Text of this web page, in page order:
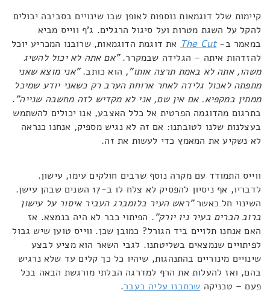
קיימות שלל דוגמאות נוספות לאופן שבו שינויים בסביבה יכולים
להקל על השגת מטרות ועל סיגול הרגלים. ג'ף ווייס מביא
במאמר ב-The Cut את דוגמת הדוגמאות, שרובנו המכריע יוכל
להזדהות איתה – הגלידה שבמקרר."אם אתה לא יכול להשיג
משהו, אתה לא באמת תרצה אותו", הוא כותב."אני מוצא שאני
מתפתה לאכול גלידה לאחר ארוחת הערב רק כשאני יודע שמיכל
ממתין במקפיא. אם אין שם, אני לא מקדיש לזה מחשבה שנייה".
בתרגום מהדוגמה הפרטית אל כלל האצבע, אנו יכולים להשתמש
בעצלנות שלנו לטובתנו: אם זה לא נגיש מספיק, אנחנו כנראה
לא נשקיע את המאמץ כדי לעשות את זה.
ווייס התמודד עם מקרה נוסף שרבים חולקים עימו, עישון.
לדבריו, אף ניסיון להפסיק לא צלח לו ב-17 השנים שבהן עישן.
השינוי חל כאשר"ראש העיר בלומברג העביר איסור על עישון
ברוב הברים בעיר ניו יורק". הפיתוי כבר לא היה בנמצא. אז
האם אנחנו תלויים ביד הגורל? כמובן שכן. ווייס טוען שיש גבול
לפיתויים שנמצאים בשליטתנו. לגבי השאר הוא מציע לבצע
שינויים מינוריים בהתנהגות, שיהיו כל כך קלים עד שלא נרגיש
בהם, ואז להעלות את הרף למדרגה הבלתי מורגשת הבאה בכל
פעם – טכניקה שכתבנו עליה בעבר.